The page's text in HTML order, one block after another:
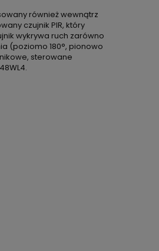
również wewnątrz
czujnik PIR, który
wykrywa ruch zarówno
(poziomo 180°, pionowo
sterowane